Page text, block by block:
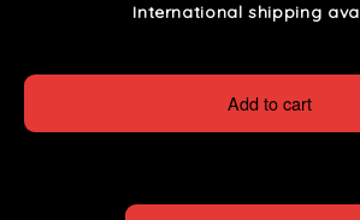
International shipping
Add to cart